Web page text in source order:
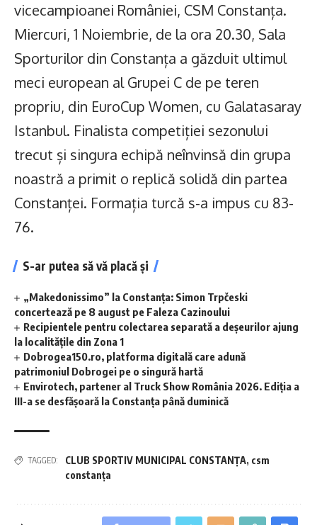
vicecampioanei României, CSM Constanța.
Miercuri, 1 Noiembrie, de la ora 20.30, Sala
Sporturilor din Constanța a găzduit ultimul
meci european al Grupei C de pe teren
propriu, din EuroCup Women, cu Galatasaray
Istanbul. Finalista competiției sezonului
trecut și singura echipă neînvinsă din grupa
noastră a primit o replică solidă din partea
Constanței. Formația turcă s-a impus cu 83-
76.
S-ar putea să vă placă și
„Makedonissimo” la Constanța: Simon Trpčeski
concertează pe 8 august pe Faleza Cazinoului
Recipientele pentru colectarea separată a deșeurilor ajung
la localitățile din Zona 1
Dobrogea150.ro, platforma digitală care adună
patrimoniul Dobrogei pe o singură hartă
Envirotech, partener al Truck Show România 2026. Ediția a
III-a se desfășoară la Constanța până duminică
TAGGED: CLUB SPORTIV MUNICIPAL CONSTANŢA, csm
constanţa